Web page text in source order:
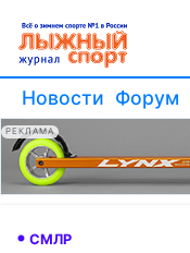
Новости Форум
РЕКЛАМА
СМЛР